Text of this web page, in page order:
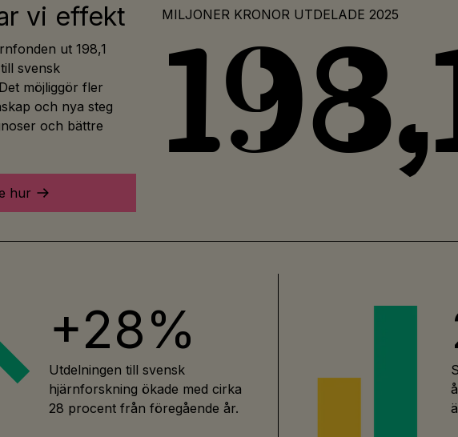
vi effekt
ut 198,1
svensk
möjliggör fler
och nya steg
och bättre
hur
MILJONER KRONOR UTDELADE 2025
+28%
Utdelningen till svensk
hjärnforskning ökade med cirka
28 procent från föregående år.